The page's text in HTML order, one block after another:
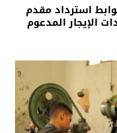
استرداد مقدم
الإيجار المدعوم